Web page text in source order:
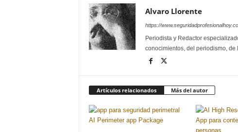
Alvaro Llorente
https://
Periodista y Redactor
conocimientos, del periodismo, de
Artículos relacionados Más del autor